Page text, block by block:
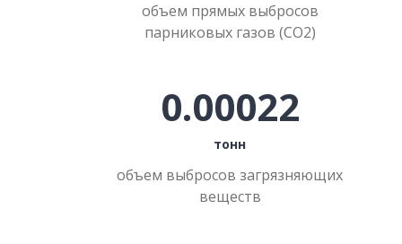
объем прямых выбросов
парниковых газов (СО2)
0.00022
тонн
объем выбросов загрязняющих
веществ